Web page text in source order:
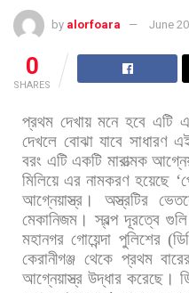
by alorfoara June
0
SHARES
প্রথম দেখায় মনে হবে এটি
দেখলে বোঝা যাবে সাধারণ
বরং এটি একটি মারাত্মক
মিলিয়ে এর নামকরণ হয়েছে ‘
আগ্নেয়াস্ত্র।
অস্ত্রটির
মেকানিজম। স্বল্প দূরত্বে গুলি
মহানগর গোয়েন্দা পুলিশের(
কেরানীগঞ্জ থেকে প্রথম
আগ্নেয়াস্ত্র উদ্ধার করেছে।